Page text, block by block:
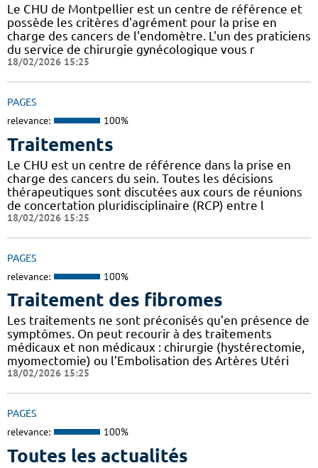
Le CHU de Montpellier est un centre de référence et
possède les critères d'agrément pour la prise en
charge des cancers de l'endomètre. L'un des praticiens
du service de chirurgie gynécologique vous r
18/02/2026 15:25
PAGES
relevance: 100%
Traitements
Le CHU est un centre de référence dans la prise en
charge des cancers du sein. Toutes les décisions
thérapeutiques sont discutées aux cours de réunions
de concertation pluridisciplinaire (RCP) entre l
18/02/2026 15:25
PAGES
relevance: 100%
Traitement des fibromes
Les traitements ne sont préconisés qu’en présence de
symptômes. On peut recourir à des traitements
médicaux et non médicaux : chirurgie (hystérectomie,
myomectomie) ou l’Embolisation des Artères Utéri
18/02/2026 15:25
PAGES
relevance: 100%
Toutes les actualités